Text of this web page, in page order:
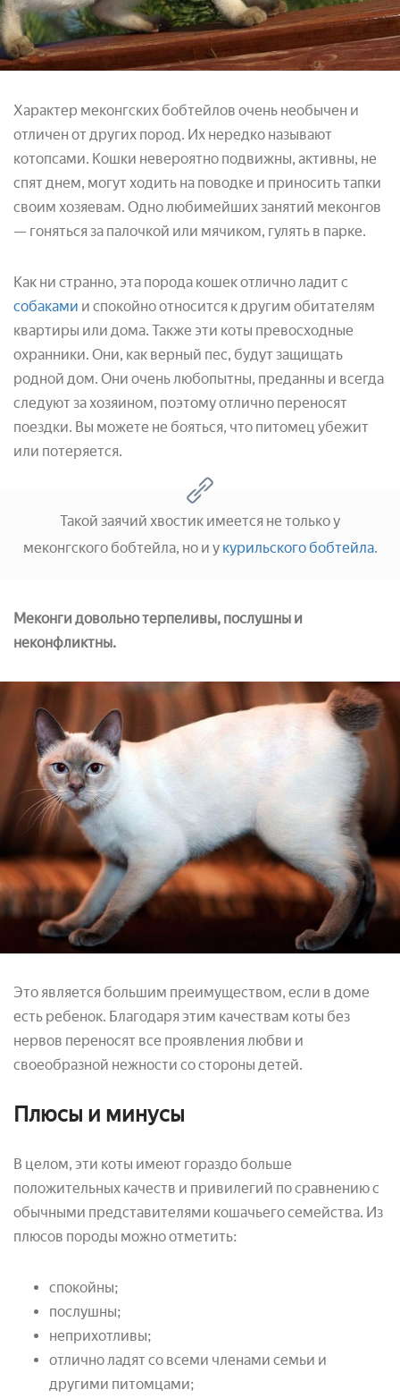
Характер меконгских бобтейлов очень необычен и
отличен от других пород. Их нередко называют
котопсами. Кошки невероятно подвижны, активны, не
спят днем, могут ходить на поводке и приносить тапки
своим хозяевам. Одно любимейших занятий меконгов
— гоняться за палочкой или мячиком, гулять в парке.
Как ни странно, эта порода кошек отлично ладит с
собаками и спокойно относится к другим обитателям
квартиры или дома. Также эти коты превосходные
охранники. Они, как верный пес, будут защищать
родной дом. Они очень любопытны, преданны и всегда
следуют за хозяином, поэтому отлично переносят
поездки. Вы можете не бояться, что питомец убежит
или потеряется.
Такой заячий хвостик имеется не только у
меконгского бобтейла, но и у курильского бобтейла.
Меконги довольно терпеливы, послушны и
неконфликтны.
Это является большим преимуществом, если в доме
есть ребенок. Благодаря этим качествам коты без
нервов переносят все проявления любви и
своеобразной нежности со стороны детей.
Плюсы и минусы
В целом, эти коты имеют гораздо больше
положительных качеств и привилегий по сравнению с
обычными представителями кошачьего семейства. Из
плюсов породы можно отметить:
спокойны;
послушны;
неприхотливы;
отлично ладят со всеми членами семьи и
другими питомцами;